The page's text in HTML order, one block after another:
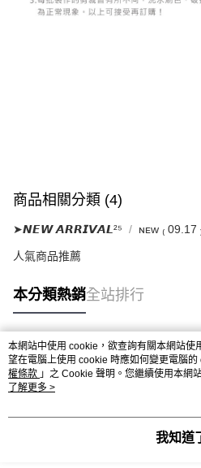
商品相關分類 (4)
➤𝙉𝙀𝙒 𝘼𝙍𝙍𝙄𝙑𝘼𝙇²⁵ ɴᴇᴡ ₍ 09.17
人氣商品推薦
本分類熱銷全站排行
熱門標籤
本網站中使用 cookie，欲查詢有關本網站使
望在電腦上使用 cookie 時應如何變更電腦
權條款 」之 Cookie 聲明。您繼續使用本網
用條款之 Cookie 聲明使用 cookie。
了解更多 >
我知道